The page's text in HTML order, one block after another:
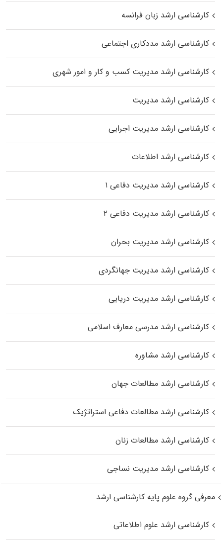
کارشناسی ارشد زبان فرانسه
کارشناسی ارشد مددکاری اجتماعی
کارشناسی ارشد مدیریت کسب و کار و امور شهری
کارشناسی ارشد مدیریت
کارشناسی ارشد مدیریت اجرایی
کارشناسی ارشد اطلاعات
کارشناسی ارشد مدیریت دفاعی ۱
کارشناسی ارشد مدیریت دفاعی ۲
کارشناسی ارشد مدیریت بحران
کارشناسی ارشد مدیریت جهانگردی
کارشناسی ارشد مدیریت دریایی
کارشناسی ارشد مدرسی معارف اسلامی
کارشناسی ارشد مشاوره
کارشناسی ارشد مطالعات جهان
کارشناسی ارشد مطالعات دفاعی استراتژیک
کارشناسی ارشد مطالعات زنان
کارشناسی ارشد مدیریت نساجی
معرفی گروه علوم پایه کارشناسی ارشد
کارشناسی ارشد علوم اطلاعاتی